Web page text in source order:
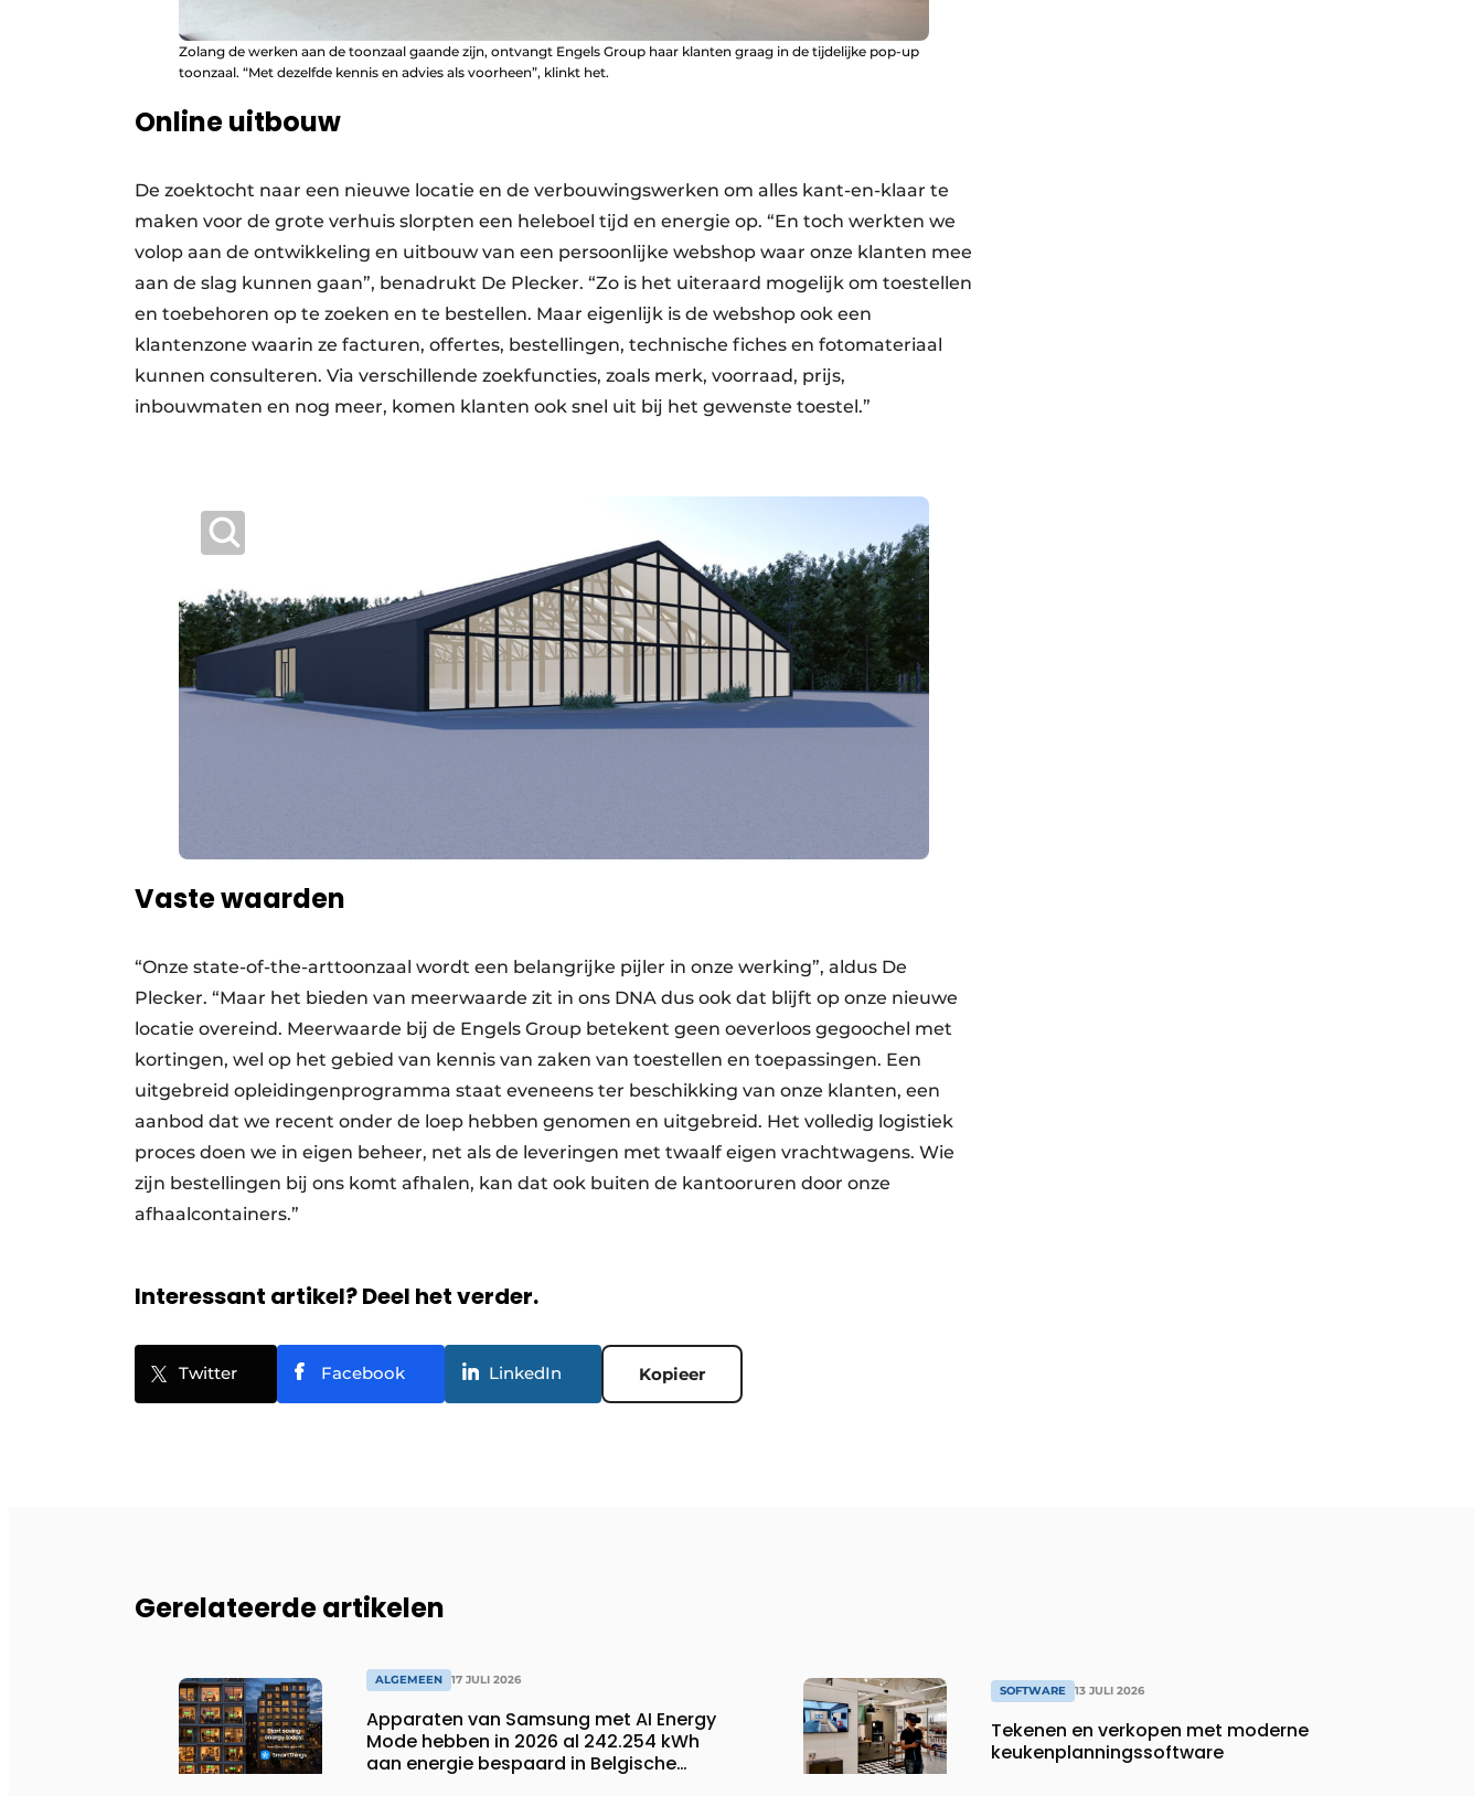
Zolang de werken aan de toonzaal gaande zijn, ontvangt Engels Group haar klanten graag in de tijdelijke pop-up
toonzaal. “Met dezelfde kennis en advies als voorheen”, klinkt het.
Online uitbouw
De zoektocht naar een nieuwe locatie en de verbouwingswerken om alles kant-en-klaar te
maken voor de grote verhuis slorpten een heleboel tijd en energie op. “En toch werkten we
volop aan de ontwikkeling en uitbouw van een persoonlijke webshop waar onze klanten mee
aan de slag kunnen gaan”, benadrukt De Plecker. “Zo is het uiteraard mogelijk om toestellen
en toebehoren op te zoeken en te bestellen. Maar eigenlijk is de webshop ook een
klantenzone waarin ze facturen, offertes, bestellingen, technische fiches en fotomateriaal
kunnen consulteren. Via verschillende zoekfuncties, zoals merk, voorraad, prijs,
inbouwmaten en nog meer, komen klanten ook snel uit bij het gewenste toestel.”
Vaste waarden
“Onze state-of-the-arttoonzaal wordt een belangrijke pijler in onze werking”, aldus De
Plecker. “Maar het bieden van meerwaarde zit in ons DNA dus ook dat blijft op onze nieuwe
locatie overeind. Meerwaarde bij de Engels Group betekent geen oeverloos gegoochel met
kortingen, wel op het gebied van kennis van zaken van toestellen en toepassingen. Een
uitgebreid opleidingenprogramma staat eveneens ter beschikking van onze klanten, een
aanbod dat we recent onder de loep hebben genomen en uitgebreid. Het volledig logistiek
proces doen we in eigen beheer, net als de leveringen met twaalf eigen vrachtwagens. Wie
zijn bestellingen bij ons komt afhalen, kan dat ook buiten de kantooruren door onze
afhaalcontainers.”
Interessant artikel? Deel het verder.
Twitter Facebook LinkedIn Kopieer
Gerelateerde artikelen
ALGEMEEN 17 JULI 2026
Apparaten van Samsung met AI Energy
Mode hebben in 2026 al 242.254 kWh
aan energie bespaard in Belgische
SOFTWARE 13 JULI 2026
Tekenen en verkopen met moderne
keukenplanningssoftware